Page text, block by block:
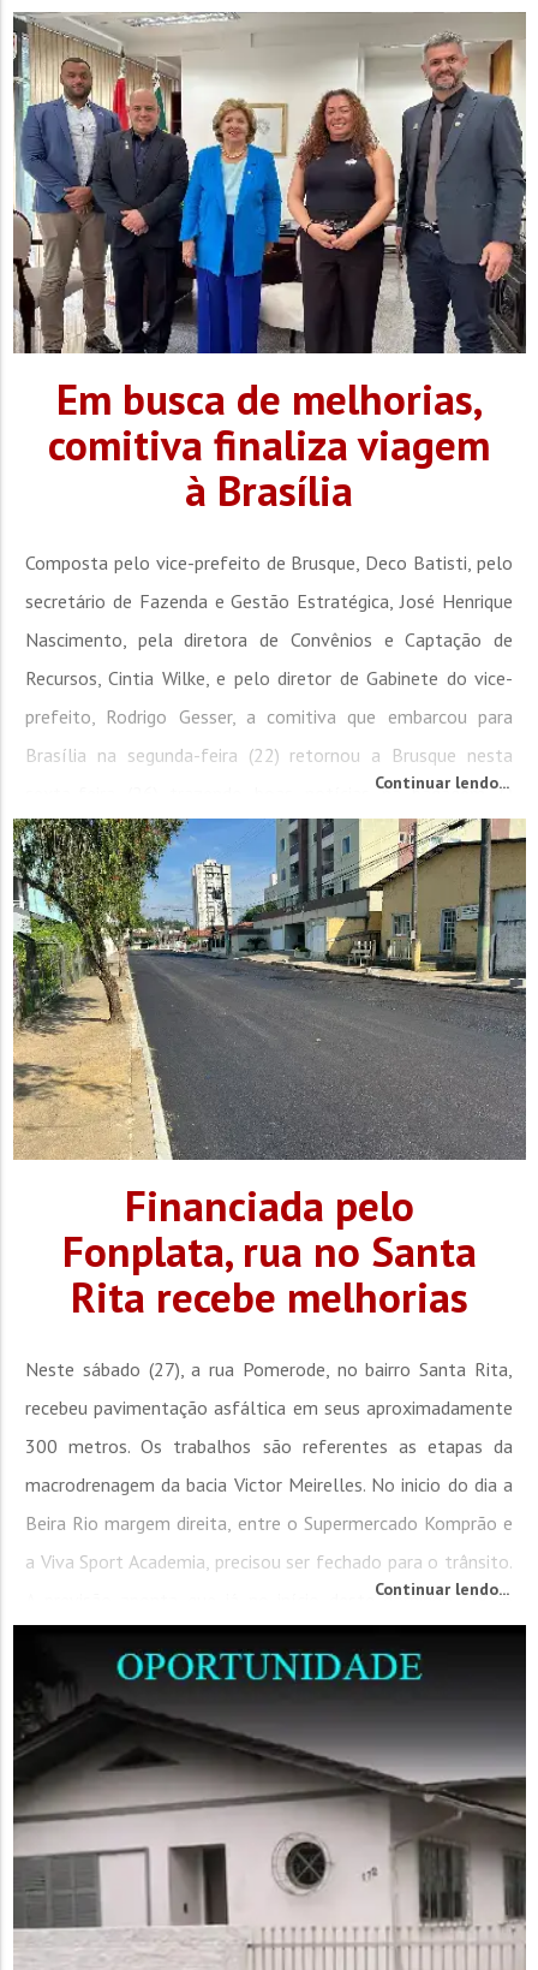
Mocellin e Gulherme...
Em busca de melhorias,
comitiva finaliza viagem
à Brasília
Composta pelo vice-prefeito de Brusque, Deco Batisti, pelo
secretário de Fazenda e Gestão Estratégica, José Henrique
Nascimento, pela diretora de Convênios e Captação de
Recursos, Cintia Wilke, e pelo diretor de Gabinete do vice-
prefeito, Rodrigo Gesser, a comitiva que embarcou para
Brasília na segunda-feira (22) retornou a Brusque nesta
sexta-feira (26) trazendo boas notícias na bagagem. O
principal destaque foi a...
Continuar lendo...
Financiada pelo
Fonplata, rua no Santa
Rita recebe melhorias
Neste sábado (27), a rua Pomerode, no bairro Santa Rita,
recebeu pavimentação asfáltica em seus aproximadamente
300 metros. Os trabalhos são referentes as etapas da
macrodrenagem da bacia Victor Meirelles. No inicio do dia a
Beira Rio margem direita, entre o Supermercado Komprão e
a Viva Sport Academia, precisou ser fechado para o trânsito.
A previsão aponta que já no início deste domingo (28) o
Continuar lendo...